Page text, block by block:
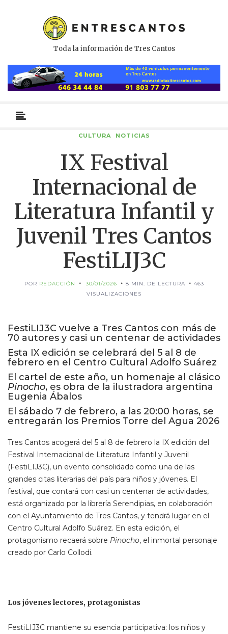
Toda la información de Tres Cantos
primario
CULTURA NOTICIAS
IX Festival
Internacional de
Literatura Infantil y
Juvenil Tres Cantos
FestiLIJ3C
POR REDACCIÓN 30/01/2026 8 MIN. DE LECTURA
463
VISUALIZACIONES
FestiLIJ3C vuelve a Tres Cantos con más de
70 autores y casi un centenar de actividades
Esta IX edición se celebrará del 5 al 8 de
febrero en el Centro Cultural Adolfo Suárez
El cartel de este año, un homenaje al clásico
Pinocho, es obra de la ilustradora argentina
Eugenia Ábalos
El sábado 7 de febrero, a las 20:00 horas, se
entregarán los Premios Torre del Agua 2026
Tres Cantos acogerá del 5 al 8 de febrero la IX edición del
Festival Internacional de Literatura Infantil y Juvenil
(FestiLIJ3C), un evento consolidado como una de las
grandes citas literarias del país para niños y jóvenes. El
festival, que contará con casi un centenar de actividades,
está organizado por la librería Serendipias, en colaboración
con el Ayuntamiento de Tres Cantos, y tendrá lugar en el
Centro Cultural Adolfo Suárez. En esta edición, el
protagonismo recaerá sobre Pinocho, el inmortal personaje
creado por Carlo Collodi.
Los jóvenes lectores, protagonistas
FestiLIJ3C mantiene su esencia participativa: los niños y